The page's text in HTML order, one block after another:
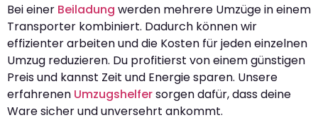
Bei einer Beiladung werden mehrere Umzüge in einem
Transporter kombiniert. Dadurch können wir
effizienter arbeiten und die Kosten für jeden einzelnen
Umzug reduzieren. Du profitierst von einem günstigen
Preis und kannst Zeit und Energie sparen. Unsere
erfahrenen Umzugshelfersorgen dafür, dass deine
Ware sicher und unversehrt ankommt.